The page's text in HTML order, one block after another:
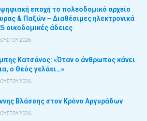
εποχή το πολεοδομικό αρχείο
& Παξών – Διαθέσιμες ηλεκτρονικά
οικοδομικές άδειες
2026
Κατσάνος: «Όταν ο άνθρωπος κάνει
ο Θεός γελάει…»
2026
Βλάσσης στον Κρόνο Αργυράδων
2026